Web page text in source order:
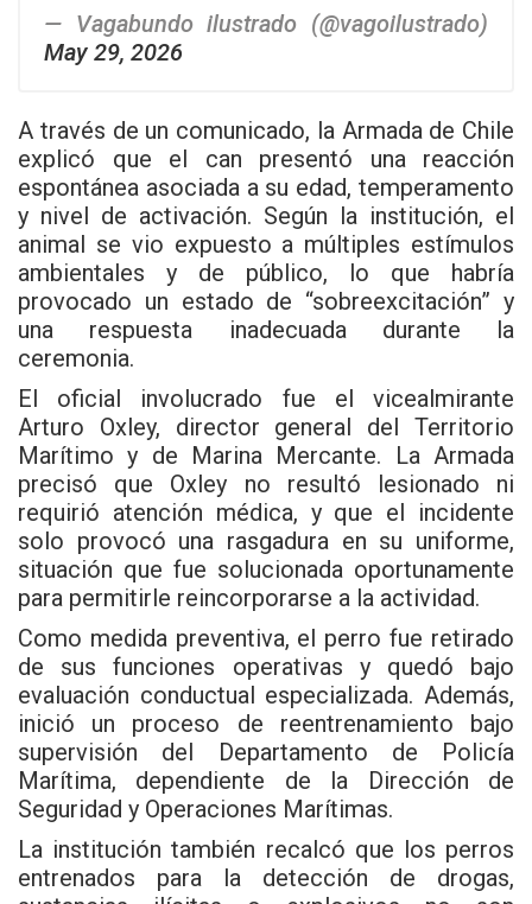
— Vagabundo ilustrado (@vagoilustrado)
May 29, 2026
A través de un comunicado, la Armada de Chile
explicó que el can presentó una reacción
espontánea asociada a su edad, temperamento
y nivel de activación. Según la institución, el
animal se vio expuesto a múltiples estímulos
ambientales y de público, lo que habría
provocado un estado de “sobreexcitación” y
una respuesta inadecuada durante la
ceremonia.
El oficial involucrado fue el vicealmirante
Arturo Oxley, director general del Territorio
Marítimo y de Marina Mercante. La Armada
precisó que Oxley no resultó lesionado ni
requirió atención médica, y que el incidente
solo provocó una rasgadura en su uniforme,
situación que fue solucionada oportunamente
para permitirle reincorporarse a la actividad.
Como medida preventiva, el perro fue retirado
de sus funciones operativas y quedó bajo
evaluación conductual especializada. Además,
inició un proceso de reentrenamiento bajo
supervisión del Departamento de Policía
Marítima, dependiente de la Dirección de
Seguridad y Operaciones Marítimas.
La institución también recalcó que los perros
entrenados para la detección de drogas,